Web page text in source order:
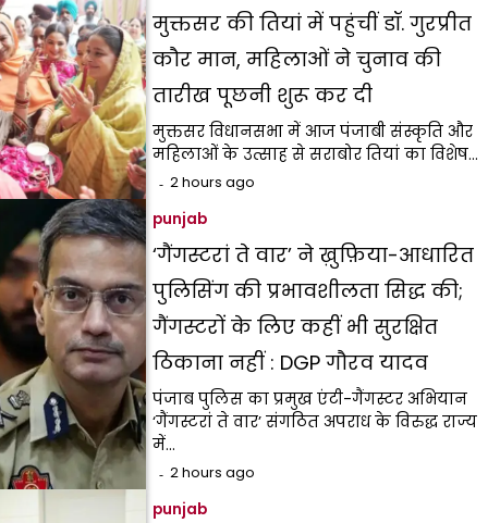
मुक्तसर की तियां में पहुंचीं डॉ. गुरप्रीत
कौर मान, महिलाओं ने चुनाव की
तारीख पूछनी शुरू कर दी
मुक्तसर विधानसभा में आज पंजाबी संस्कृति और
महिलाओं के उत्साह से सराबोर तियां का विशेष…
2 hours ago
punjab
‘गैंगस्टरां ते वार’ ने ख़ुफ़िया-आधारित
पुलिसिंग की प्रभावशीलता सिद्ध की;
गैंगस्टरों के लिए कहीं भी सुरक्षित
ठिकाना नहीं : DGP गौरव यादव
पंजाब पुलिस का प्रमुख एंटी-गैंगस्टर अभियान
‘गैंगस्टरां ते वार’ संगठित अपराध के विरुद्ध राज्य
में…
2 hours ago
punjab